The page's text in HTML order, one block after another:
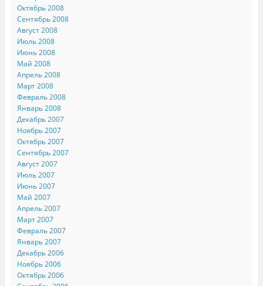
Октябрь 2008
Сентябрь 2008
Август 2008
Июль 2008
Июнь 2008
Май 2008
Апрель 2008
Март 2008
Февраль 2008
Январь 2008
Декабрь 2007
Ноябрь 2007
Октябрь 2007
Сентябрь 2007
Август 2007
Июль 2007
Июнь 2007
Май 2007
Апрель 2007
Март 2007
Февраль 2007
Январь 2007
Декабрь 2006
Ноябрь 2006
Октябрь 2006